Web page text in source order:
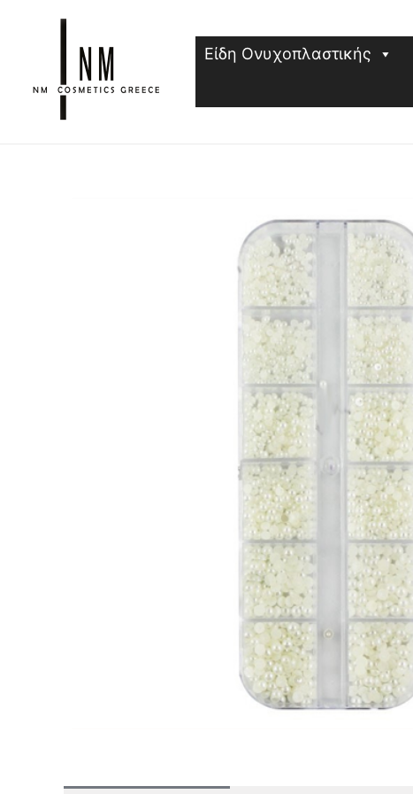
περιεχόμενο
Είδη Ονυχοπλαστικής